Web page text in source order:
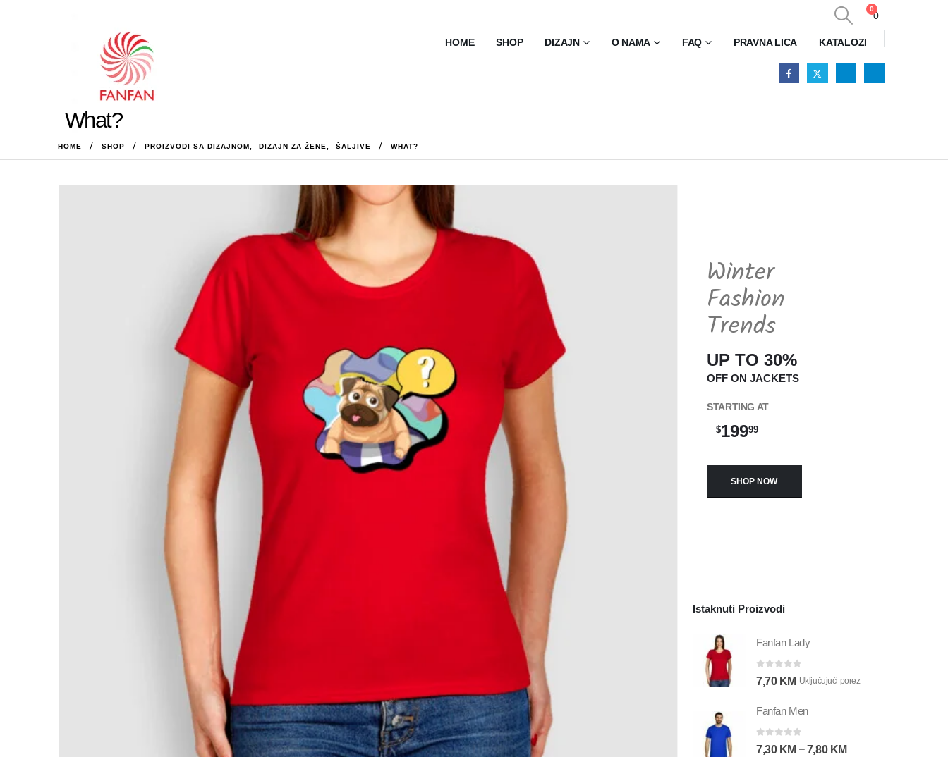
0
0
HOME SHOP DIZAJN O NAMA FAQ PRAVNA LICA KATALOZI
What?
HOME SHOP PROIZVODI SA DIZAJNOM DIZAJN ZA ŽENE ŠALJIVE WHAT?
Winter
Fashion
Trends
UP TO 30%
OFF ON JACKETS
STARTING AT
$19999
SHOP NOW
Istaknuti Proizvodi
Fanfan Lady
0out of 5
7,70 KM Uključujući porez
Fanfan Men
0out of 5
7,30 KM – 7,80 KM